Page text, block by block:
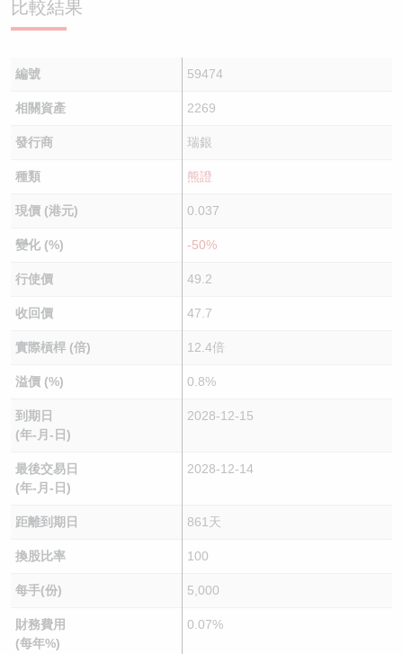
比較結果
編號 59474
相關資產 2269
發行商 瑞銀
種類 熊證
現價 (港元) 0.037
變化 (%) -50%
行使價 49.2
收回價 47.7
實際槓桿 (倍) 12.4倍
溢價 (%) 0.8%
到期日
(年-月-日)
2028-12-15
最後交易日
(年-月-日)
2028-12-14
距離到期日 861天
換股比率 100
每手(份) 5,000
財務費用
(每年%)
0.07%
牛熊證文件及公告 (瑞信)
收市競價變化